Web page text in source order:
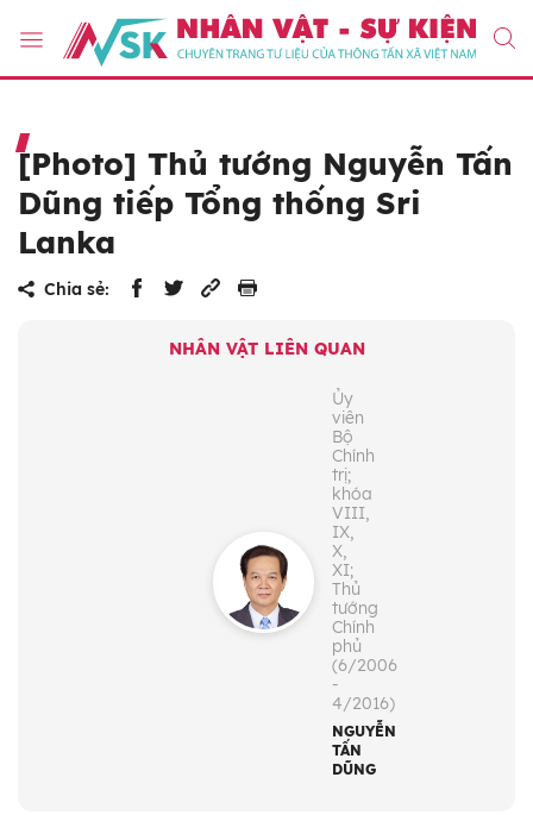
[Photo] Thủ tướng Nguyễn Tấn
Dũng tiếp Tổng thống Sri
Lanka
Chia sẻ:
NHÂN VẬT LIÊN QUAN
Ủy
viên
Bộ
Chính
trị;
khóa
VIII,
IX,
X,
XI;
Thủ
tướng
Chính
phủ
(6/2006
-
4/2016)
NGUYỄN
TẤN
DŨNG